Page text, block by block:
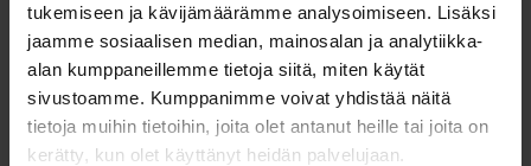
tukemiseen ja kävijämäärämme analysoimiseen. Lisäksi
jaamme sosiaalisen median, mainosalan ja analytiikka-
alan kumppaneillemme tietoja siitä, miten käytät
sivustoamme. Kumppanimme voivat yhdistää näitä
tietoja muihin tietoihin, joita olet antanut heille tai joita on
kerätty, kun olet käyttänyt heidän palvelujaan.